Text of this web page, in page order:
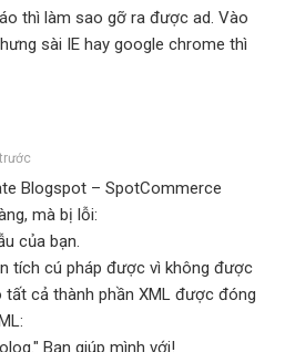
thì làm sao gỡ ra được ad. Vào
sài IE hay google chrome thì
Blogspot – SpotCommerce
mà bị lỗi:
của bạn.
tích cú pháp được vì không được
cả thành phần XML được đóng
Bạn giúp mình với!